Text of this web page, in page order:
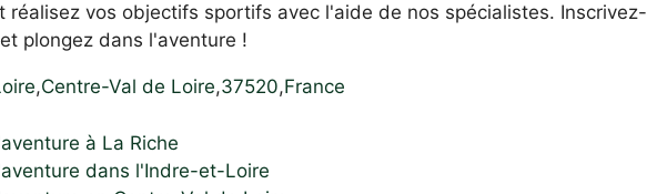
réalisez vos objectifs sportifs avec l'aide de nos spécialistes. Inscrivez-
plongez dans l'aventure !
,Centre-Val de Loire,37520,France
à La Riche
dans l'Indre-et-Loire